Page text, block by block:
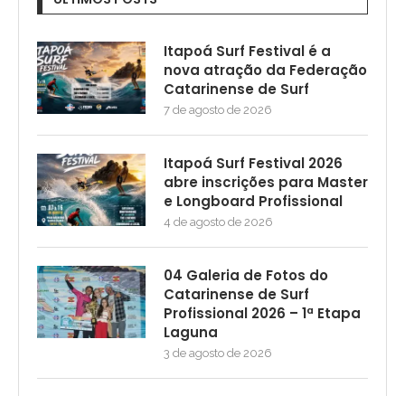
Itapoá Surf Festival é a
nova atração da Federação
Catarinense de Surf
7 de agosto de 2026
Itapoá Surf Festival 2026
abre inscrições para Master
e Longboard Profissional
4 de agosto de 2026
04 Galeria de Fotos do
Catarinense de Surf
Profissional 2026 – 1ª Etapa
Laguna
3 de agosto de 2026